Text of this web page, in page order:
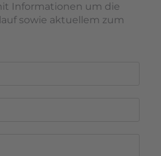
Informationen um die
sowie aktuellem zum